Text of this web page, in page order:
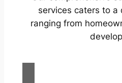
services caters to a
ranging from